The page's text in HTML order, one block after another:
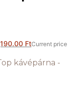
FtCurrent price